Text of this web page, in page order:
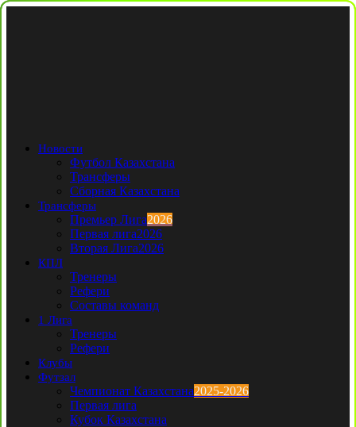
Новости
Футбол Казахстана
Трансферы
Сборная Казахстана
Трансферы
Премьер Лига2026
Первая лига2026
Вторая Лига2026
КПЛ
Тренеры
Рефери
Составы команд
1 Лига
Тренеры
Рефери
Клубы
Футзал
Чемпионат Казахстана2025-2026
Первая лига
Кубок Казахстана